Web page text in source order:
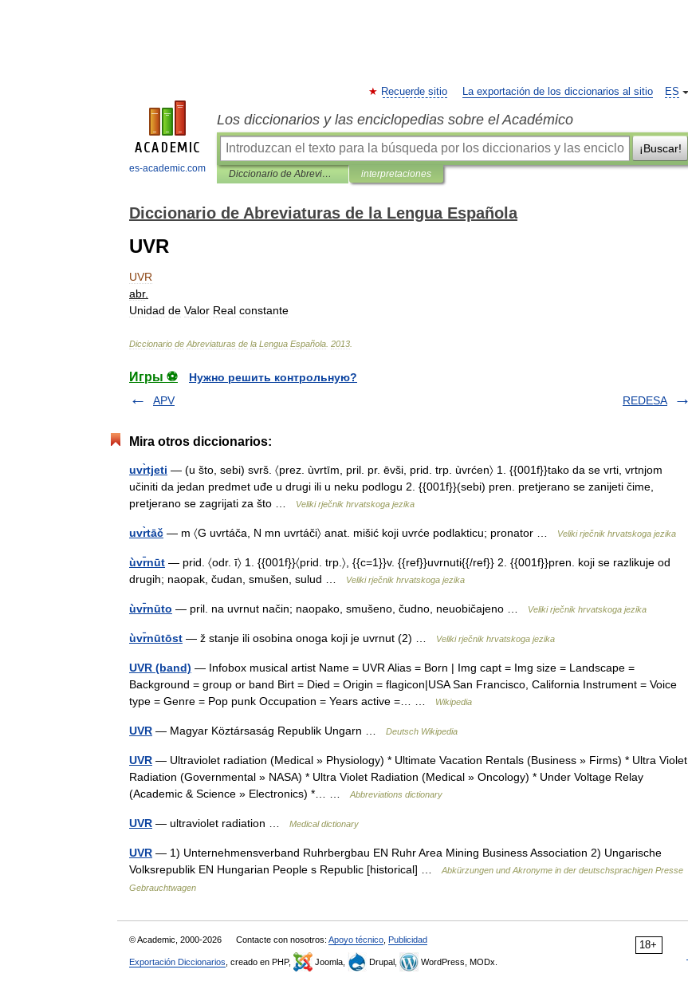
es-academic.com
ES
Recuerde sitio La exportación de los diccionarios al sitio
Los diccionarios y las enciclopedias sobre el Académico
¡Buscar!
Diccionario de Abreviaturas de la Lengua Española interpretaciones
Diccionario de Abreviaturas de la Lengua Española
UVR
UVR
abr.
Unidad de Valor Real constante
Diccionario de Abreviaturas de la Lengua Española 2013
Игры ⚽
Нужно решить контрольную?
APV
REDESA
Mira otros diccionarios:
uvr̀tjeti — (u što, sebi) svrš. 〈prez. ùvrtīm, pril. pr. ēvši, prid. trp. ùvrćen〉 1. {{001f}}tako da se vrti, vrtnjom
učiniti da jedan predmet uđe u drugi ili u neku podlogu 2. {{001f}}(sebi) pren. pretjerano se zanijeti čime,
pretjerano se zagrijati za što …
Veliki rječnik hrvatskoga jezika
uvr̀tāč — m 〈G uvrtáča, N mn uvrtáči〉 anat. mišić koji uvrće podlakticu; pronator … Veliki rječnik hrvatskoga jezika
ùvr̄nūt — prid. 〈odr. ī〉 1. {{001f}}〈prid. trp.〉, {{c=1}}v. {{ref}}uvrnuti{{/ref}} 2. {{001f}}pren. koji se razlikuje od
drugih; naopak, čudan, smušen, sulud …
Veliki rječnik hrvatskoga jezika
ùvr̄nūto — pril. na uvrnut način; naopako, smušeno, čudno, neuobičajeno … Veliki rječnik hrvatskoga jezika
ùvr̄nūtōst — ž stanje ili osobina onoga koji je uvrnut (2) … Veliki rječnik hrvatskoga jezika
UVR (band) — Infobox musical artist Name = UVR Alias = Born | Img capt = Img size = Landscape =
Background = group or band Birt = Died = Origin = flagicon|USA San Francisco, California Instrument = Voice
type = Genre = Pop punk Occupation = Years active =… …
Wikipedia
UVR — Magyar Köztársaság Republik Ungarn … Deutsch Wikipedia
UVR — Ultraviolet radiation (Medical » Physiology) * Ultimate Vacation Rentals (Business » Firms) * Ultra Violet
Radiation (Governmental » NASA) * Ultra Violet Radiation (Medical » Oncology) * Under Voltage Relay
(Academic & Science » Electronics) *… …
Abbreviations dictionary
UVR — ultraviolet radiation … Medical dictionary
UVR — 1) Unternehmensverband Ruhrbergbau EN Ruhr Area Mining Business Association 2) Ungarische
Volksrepublik EN Hungarian People s Republic [historical] …
Abkürzungen und Akronyme in der deutschsprachigen Presse
Gebrauchtwagen
18+
© Academic, 2000-2026 Contacte con nosotros: Apoyo técnico Publicidad
Exportación Diccionarios , creado en PHP, Joomla, Drupal, WordPress, MODx.